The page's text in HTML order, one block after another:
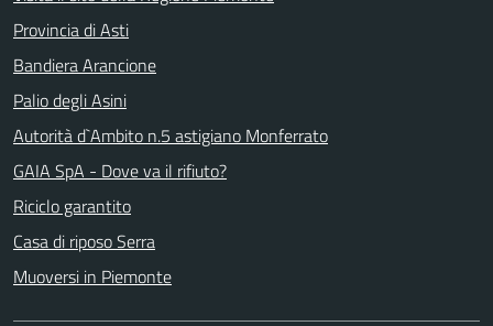
Provincia di Asti
Bandiera Arancione
Palio degli Asini
Autorità d`Ambito n.5 astigiano Monferrato
GAIA SpA - Dove va il rifiuto?
Riciclo garantito
Casa di riposo Serra
Muoversi in Piemonte